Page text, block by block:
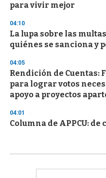
para vivir mejor
04:10
La lupa sobre las
quiénes se sanciona y
04:05
Rendición de Cuentas:
para lograr votos
apoyo a proyectos
04:01
Columna de APPCU: de